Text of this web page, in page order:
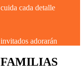
cada detalle
adorarán